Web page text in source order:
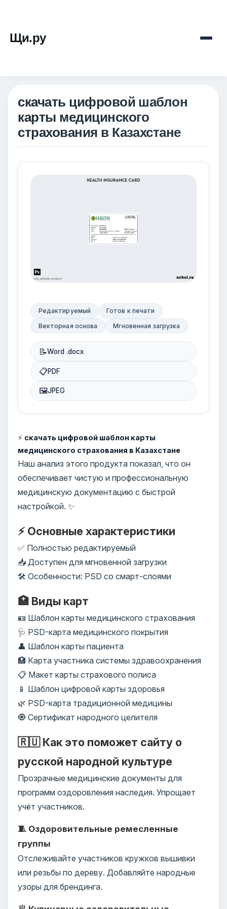
Щи.ру
скачать цифровой шаблон
карты медицинского
страхования в Казахстане
Редактируемый
Готов к печати
Векторная основа
Мгновенная загрузка
📝Word .docx
📋PDF
🖼JPEG
⚡ скачать цифровой шаблон карты
медицинского страхования в Казахстане
Наш анализ этого продукта показал, что он
обеспечивает чистую и профессиональную
медицинскую документацию с быстрой
настройкой. ✨
⚡ Основные характеристики
✅ Полностью редактируемый
📥 Доступен для мгновенной загрузки
🛠️ Особенности: PSD со смарт-слоями
🏥 Виды карт
🪪 Шаблон карты медицинского страхования
🩺 PSD-карта медицинского покрытия
👤 Шаблон карты пациента
🏥 Карта участника системы здравоохранения
📋 Макет карты страхового полиса
📱 Шаблон цифровой карты здоровья
🌿 PSD-карта традиционной медицины
🧿 Сертификат народного целителя
🇷🇺 Как это поможет сайту о
русской народной культуре
Прозрачные медицинские документы для
программ оздоровления наследия. Упрощает
учёт участников.
🧵 Оздоровительные ремесленные
группы
Отслеживайте участников кружков вышивки
или резьбы по дереву. Добавляйте народные
узоры для брендинга.